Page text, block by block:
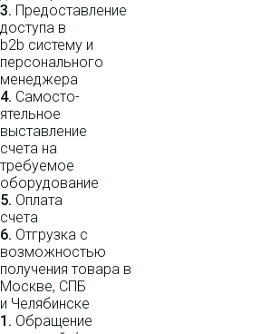
3. Пре­до­ста­вле­ние
доступа в
b2b систему и
персо­нального
мене­джера
4. Само­сто­-
ятель­ное
выставление
счета на
требуемое
оборудование
5. Оплата
счета
6. Отгрузка с
возможностью
получения товара в
Москве, СПБ
и Челябинске
1. Обращение